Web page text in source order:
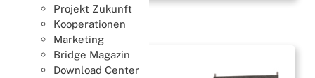
Projekt Zukunft
Kooperationen
Marketing
Bridge Magazin
Download Center